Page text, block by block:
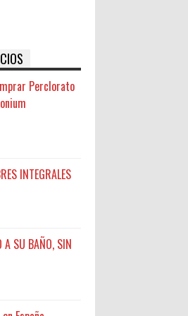
Perclorato
INTEGRALES
A SU BAÑO, SIN